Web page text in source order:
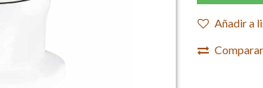
Añadir a
Comparar